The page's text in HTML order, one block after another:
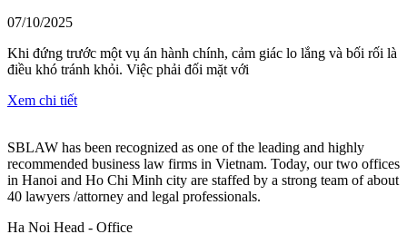
07/10/2025
Khi đứng trước một vụ án hành chính, cảm giác lo lắng và bối rối là
điều khó tránh khỏi. Việc phải đối mặt với
Xem chi tiết
SBLAW has been recognized as one of the leading and highly
recommended business law firms in Vietnam. Today, our two offices
in Hanoi and Ho Chi Minh city are staffed by a strong team of about
40 lawyers /attorney and legal professionals.
Ha Noi Head - Office